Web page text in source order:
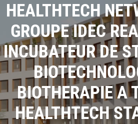
HEALTHTECH
GROUPE IDEC
INCUBATEUR DE
BIOTHERAPIE A
HEALTHTECH